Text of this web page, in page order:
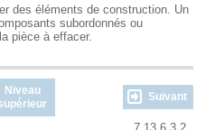
des éléments de construction. Un
subordonnés ou
pièce à effacer.
Niveau
Suivant